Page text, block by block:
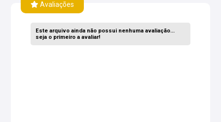
Avaliações
Este arquivo ainda não possui nenhuma avaliação...
seja o primeiro a avaliar!